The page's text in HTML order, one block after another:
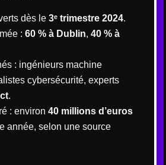
dès le 3ᵉ trimestre 2024.
: 60 % à Dublin, 40 % à
: ingénieurs machine
cybersécurité, experts
.
: environ 40 millions d’euros
année, selon une source